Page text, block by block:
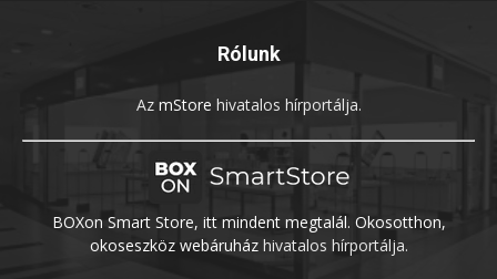
Rólunk
Az mStore hivatalos hírportálja.
BOXon Smart Store, itt mindent megtalál. Okosotthon,
okoseszköz webáruházhivatalos hírportálja.